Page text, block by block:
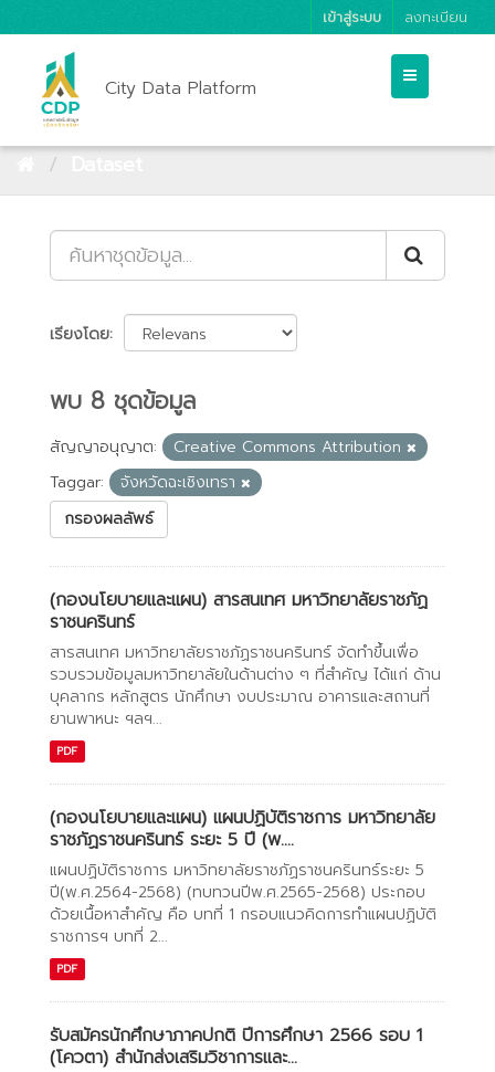
เข้าสู่ระบบ ลงทะเบียน
City Data Platform
เรียงโดย
พบ 8 ชุดข้อมูล
สัญญาอนุญาต:
Creative Commons Attribution
Taggar:
จังหวัดฉะเชิงเทรา
กรองผลลัพธ์
(กองนโยบายและแผน) สารสนเทศ มหาวิทยาลัยราชภัฏ
ราชนครินทร์
สารสนเทศ มหาวิทยาลัยราชภัฏราชนครินทร์ จัดทำขึ้นเพื่อ
รวบรวมข้อมูลมหาวิทยาลัยในด้านต่าง ๆ ที่สำคัญ ได้แก่ ด้าน
บุคลากร หลักสูตร นักศึกษา งบประมาณ อาคารและสถานที่
ยานพาหนะ ฯลฯ...
PDF
(กองนโยบายและแผน) แผนปฏิบัติราชการ มหาวิทยาลัย
ราชภัฏราชนครินทร์ ระยะ 5 ปี (พ....
แผนปฏิบัติราชการ มหาวิทยาลัยราชภัฏราชนครินทร์ระยะ 5
ปี(พ.ศ.2564-2568) (ทบทวนปีพ.ศ.2565-2568) ประกอบ
ด้วยเนื้อหาสำคัญ คือ บทที่ 1 กรอบแนวคิดการทำแผนปฏิบัติ
ราชการฯ บทที่ 2...
PDF
รับสมัครนักศึกษาภาคปกติ ปีการศึกษา 2566 รอบ 1
(โควตา) สำนักส่งเสริมวิชาการและ...